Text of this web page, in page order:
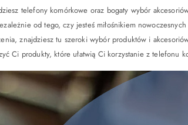
telefony komórkowe oraz bogaty wybór
od tego, czy jesteś miłośnikiem
znajdziesz tu szeroki wybór produktów i
Ci produkty, które ułatwią Ci korzystanie z telefonu